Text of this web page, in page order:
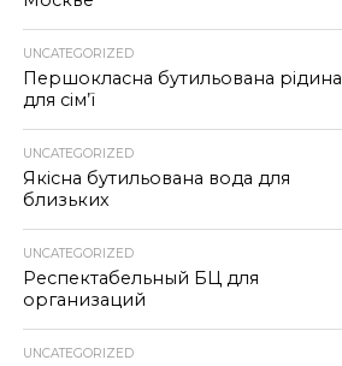
UNCATEGORIZED
Першокласна бутильована рідина
для сім’ї
UNCATEGORIZED
Якісна бутильована вода для
близьких
UNCATEGORIZED
Респектабельный БЦ для
организаций
UNCATEGORIZED